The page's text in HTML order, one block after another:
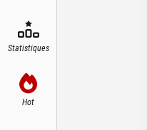
Statistiques
Hot